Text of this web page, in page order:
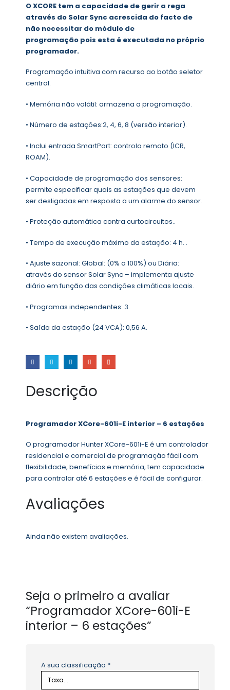
O XCORE tem a capacidade de gerir a rega
através do Solar Sync acrescida do facto de
não necessitar do módulo de
programação pois esta é executada no próprio
programador.
Programação intuitiva com recurso ao botão seletor
central.
• Memória não volátil: armazena a programação.
• Número de estações:2, 4, 6, 8 (versão interior).
• Inclui entrada SmartPort: controlo remoto (ICR,
ROAM).
• Capacidade de programação dos sensores:
permite especificar quais as estações que devem
ser desligadas em resposta a um alarme do sensor.
• Proteção automática contra curtocircuitos..
• Tempo de execução máximo da estação: 4 h. .
• Ajuste sazonal: Global: (0% a 100%) ou Diária:
através do sensor Solar Sync – implementa ajuste
diário em função das condições climáticas locais.
• Programas independentes: 3.
• Saída da estação (24 VCA): 0,56 A.
Descrição
Programador XCore-601i-E interior – 6 estações
O programador Hunter XCore-601i-E é um controlador
residencial e comercial de programação fácil com
flexibilidade, benefícios e memória,tem capacidade
para controlar até 6 estações e é fácil de configurar.
Avaliações
Ainda não existem avaliações.
Seja o primeiro a avaliar
“Programador XCore-601i-E
interior – 6 estações”
A sua classificação *